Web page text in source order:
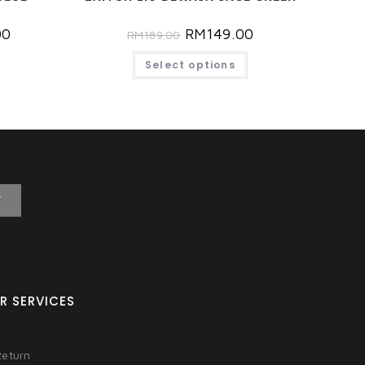
RM189.00 RM149.00
Select options
SERVICES